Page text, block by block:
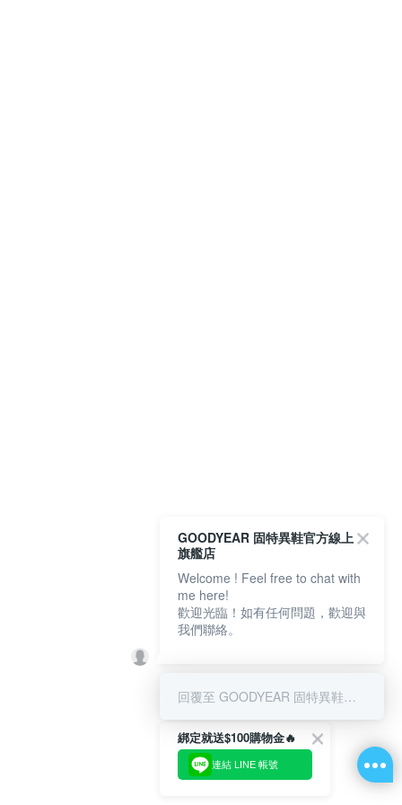
綁定就送$100購物金🔥
連結 LINE 帳號
GOODYEAR 固特異鞋官方線上
旗艦店
Welcome ! Feel free to chat with
me here!
歡迎光臨！如有任何問題，歡迎與
我們聯絡。
回覆至 GOODYEAR 固特異鞋官方線上旗艦店